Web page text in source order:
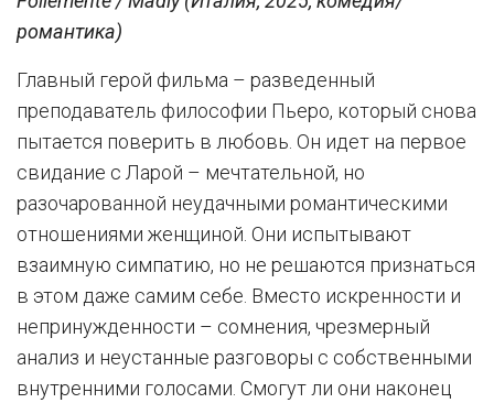
романтика)
Главный герой фильма – разведенный
преподаватель философии Пьеро, который снова
пытается поверить в любовь. Он идет на первое
свидание с Ларой – мечтательной, но
разочарованной неудачными романтическими
отношениями женщиной. Они испытывают
взаимную симпатию, но не решаются признаться
в этом даже самим себе. Вместо искренности и
непринужденности – сомнения, чрезмерный
анализ и неустанные разговоры с собственными
внутренними голосами. Смогут ли они наконец